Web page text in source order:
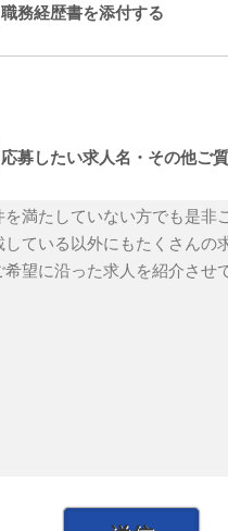
職務経歴書を添付する
応募したい求人名・その他ご